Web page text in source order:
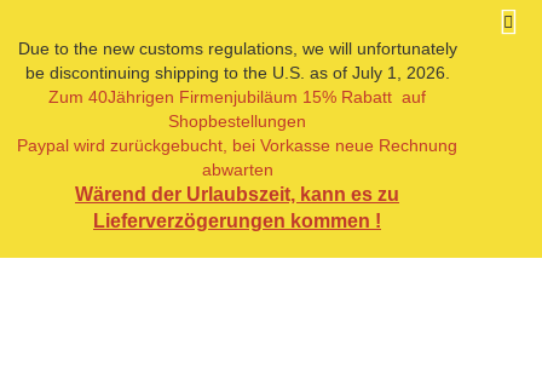
Due to the new customs regulations, we will unfortunately
be discontinuing shipping to the U.S. as of July 1, 2026.
Zum 40Jährigen Firmenjubiläum 15% Rabatt auf
Shopbestellungen
Paypal wird zurückgebucht, bei Vorkasse neue Rechnung
abwarten
Wärend der Urlaubszeit, kann es zu
Lieferverzögerungen kommen !
« Erster « zurück
weiter »
Artikel in dieser Kategorie
Kopfweide (1:87) Spätherbst